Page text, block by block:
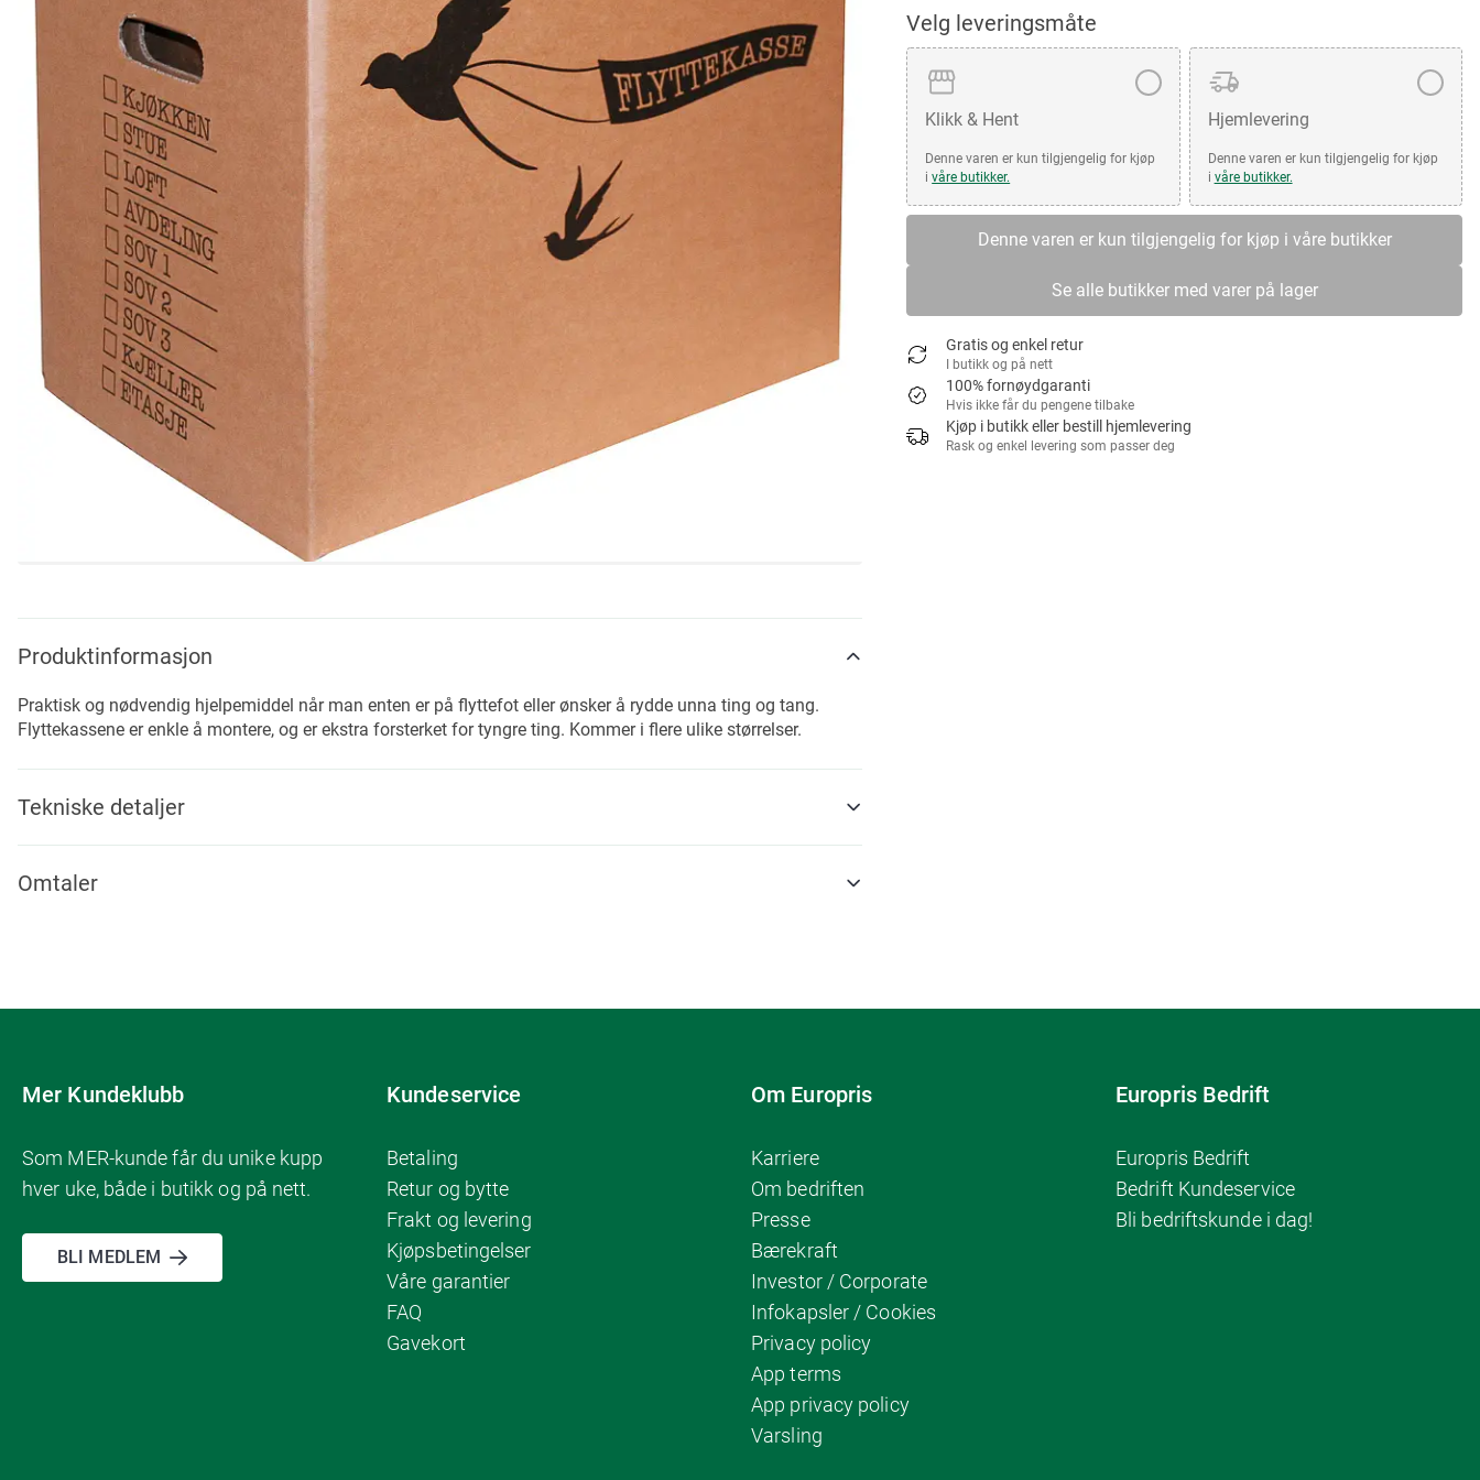
Velg leveringsmåte
Klikk & Hent
Denne varen er kun tilgjengelig for kjøp
ivåre butikker.
Hjemlevering
Denne varen er kun tilgjengelig for kjøp
i våre butikker.
Denne varen er kun tilgjengelig for kjøp i våre butikker
Se alle butikker med varer på lager
Gratis og enkel retur
I butikk og på nett
100% fornøydgaranti
Hvis ikke får du pengene tilbake
Kjøp i butikk eller bestill hjemlevering
Rask og enkel levering som passer deg
the
beginning
the
images
gallery
Produktinformasjon
Praktisk og nødvendig hjelpemiddel når man enten er på flyttefot eller ønsker å rydde unna ting og tang.
Flyttekassene er enkle å montere, og er ekstra forsterket for tyngre ting. Kommer i flere ulike størrelser.
Tekniske detaljer
Omtaler
Mer Kundeklubb
Som MER-kunde får du unike kupp
hver uke, både i butikk og på nett.
BLI MEDLEM
Kundeservice
Betaling
Retur og bytte
Frakt og levering
Kjøpsbetingelser
Våre garantier
FAQ
Gavekort
Om Europris
Karriere
Om bedriften
Presse
Bærekraft
Investor / Corporate
Infokapsler / Cookies
Privacy policy
App terms
App privacy policy
Varsling
Europris Bedrift
Europris Bedrift
Bedrift Kundeservice
Bli bedriftskunde i dag!